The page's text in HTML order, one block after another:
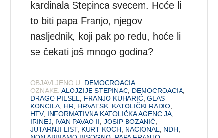
kardinala Stepinca svecem. Hoće li
to biti papa Franjo, njegov
nasljednik, koji pak po redu, hoće li
se čekati još mnogo godina?
OBJAVLJENO U: DEMOCROACIA
OZNAKE: ALOJZIJE STEPINAC DEMOCROACIA
DRAGO PILSEL
FRANJO KUHARIĆ ,GLAS
KONCILA HR HRVATSKI KATOLIČKI RADIO
HTV, INFORMATIVNA KATOLIČKA AGENCIJA
IRINEJ
IVAN PAVAO II ,JOSIP BOZANIĆ
JUTARNJI LIST, KURT KOCH NACIONAL NDH